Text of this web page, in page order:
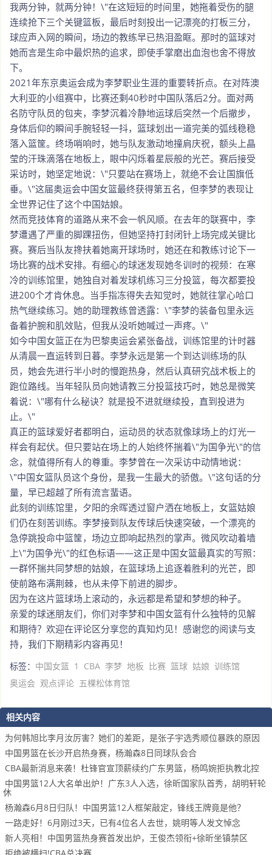
我两分钟，就两分钟！\"在这短短的时间里，她拖着受伤的腿
连续抢下三个关键篮板，最后时刻投出一记漂亮的打板三分，
球应声入网的瞬间，场边的教练早已热泪盈眶。那时的篮球对
她而言是生命中最炽热的追求，即使手掌磨出血泡也舍不得放
下。
2021年东京奥运会成为李梦职业生涯的重要转折点。在对阵澳
大利亚的小组赛中，比赛还剩40秒时中国队落后2分。面对两
名防守队员的包夹，李梦沉着冷静地运球后突然一个后撤步，
身体后仰的瞬间手腕轻轻一抖，篮球划出一道完美的弧线稳稳
落入篮筐。终场哨响时，她与队友激动地撞肩庆祝，额头上晶
莹的汗珠滴落在地板上，眼中闪烁着星辰般的光芒。赛后接受
采访时，她坚定地说：\"只要站在赛场上，就绝不会让国旗低
垂。\"这届奥运会中国女篮最终获得第五名，但李梦的表现让
全世界记住了这个中国姑娘。
然而竞技体育的道路从来不会一帆风顺。在去年的联赛中，李
梦遭遇了严重的脚踝扭伤，但她坚持打封闭针上场完成关键比
赛。赛后当队友搀扶着她离开球场时，她还在和教练讨论下一
场比赛的战术安排。有细心的球迷发现她冬训时的视频：在寒
冷的训练馆里，她独自对着发球机练习三分投篮，每次都要投
进200个才肯休息。当手指冻得失去知觉时，她就往掌心哈口
热气继续练习。她的助理教练曾透露：\"李梦的装备包里永远
备着护腕和肌效贴，但我从没听她喊过一声疼。\"
如今中国女篮正在为巴黎奥运会紧张备战，训练馆里的计时器
从清晨一直运转到日暮。李梦永远是第一个到达训练场的队
员，她会先进行半小时的慢跑热身，然后认真研究战术板上的
跑位路线。当年轻队员向她请教三分投篮技巧时，她总是微笑
着说：\"哪有什么秘诀？就是投不进就继续投，直到投进为
止。\"
真正的篮球爱好者都明白，运动员的状态就像球场上的灯光一
样会有起伏。但只要站在场上的人始终怀揣着\"为国争光\"的信
念，就值得所有人的尊重。李梦曾在一次采访中动情地说：
\"中国女篮队员这个身份，是我一生最大的骄傲。\"这句话的分
量，早已超越了所有流言蜚语。
此刻的训练馆里，夕阳的余晖透过窗户洒在地板上，女篮姑娘
们仍在刻苦训练。李梦接到队友传球后快速突破，一个漂亮的
急停跳投命中篮筐，场边立即响起热烈的掌声。微风吹动着墙
上\"为国争光\"的红色标语——这正是中国女篮最真实的写照：
一群怀揣共同梦想的姑娘，在篮球场上追逐着胜利的光芒，即
使前路布满荆棘，也从未停下前进的脚步。
因为在这片篮球场上滚动的，永远都是希望和梦想的种子。
亲爱的球迷朋友们，你们对李梦和中国女篮有什么独特的见解
和期待？欢迎在评论区分享您的真知灼见！感谢您的阅读与支
持，我们下期精彩内容再见！
标签： 中国女篮 1 CBA 李梦 地板 比赛 篮球 姑娘 训练馆
奥运会 观点评论 五棵松体育馆
相关内容
为何韩旭比李月汝厉害？她们的差距，是张子宇选秀顺位暴跌的原因
中国男篮在长沙开启热身赛，杨瀚森8日同球队会合
CBA最新消息来袭！杜锋官宣顶薪续约广东男篮，杨鸣婉拒执教北控
中国男篮12人大名单出炉！广东3人入选，徐昕国家队首秀，胡明轩轮
休
杨瀚森6月8日归队！中国男篮12人框架敲定，锋线王牌竟是他？
一路走好！6月刚过3天，已有4位名人去世，姚明等人发文悼念
新人亮相！中国男篮热身赛首发出炉，王俊杰领衔+徐昕坐镇禁区